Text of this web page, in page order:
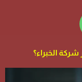
الخبراء؟